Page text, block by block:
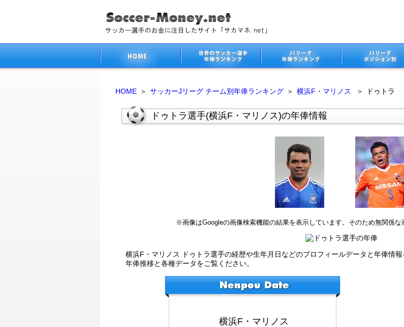
HOME ＞ サッカーJリーグ チーム別年俸ランキング ＞ 横浜F・マリノス ＞ ドゥトラ
ドゥトラ選手(横浜F・マリノス)の年俸情報
※画像はGoogleの画像検索機能の結果を表示しています。そのため無関係な
横浜F・マリノス ドゥトラ選手の経歴や生年月日などのプロフィールデータと年俸情報
年俸推移と各種データをご覧ください。
横浜F・マリノス